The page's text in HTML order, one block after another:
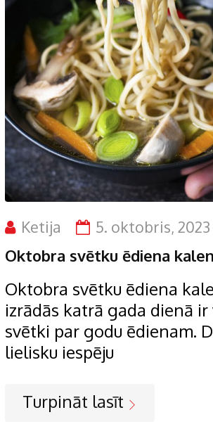
Ketija 5. oktobris, 2023
Oktobra svētku ēdiena
Oktobra svētku ēdiena
izrādās katrā gada dienā ir
svētki par godu ēdienam.
lielisku iespēju
Turpināt lasīt